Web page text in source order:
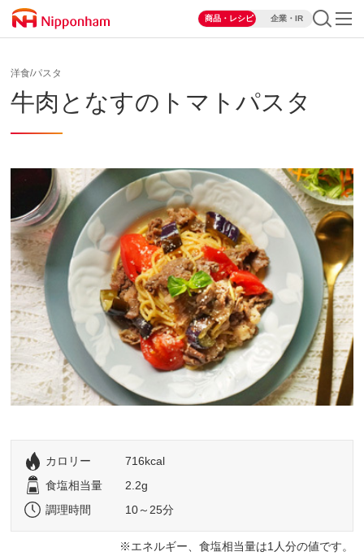
商品・レシピ 企業・IR
洋食/パスタ
牛肉となすのトマトパスタ
カロリー
716kcal
食塩相当量
2.2g
調理時間
10～25分
エネルギー、食塩相当量は1人分の値です。